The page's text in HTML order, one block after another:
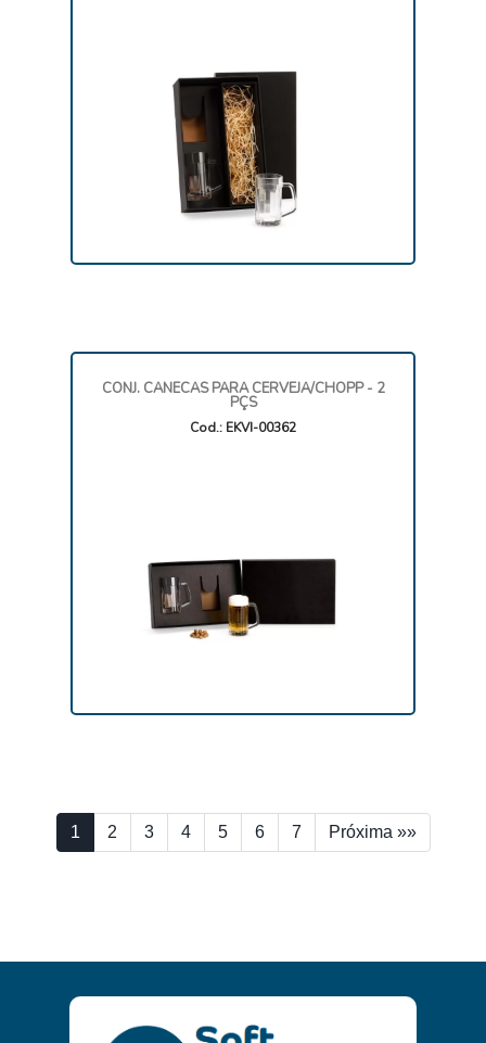
CONJ. CANECAS PARA CERVEJA/CHOPP - 2
PÇS
Cod.: EKVI-00362
1 2 3 4 5 6 7 Próxima »»